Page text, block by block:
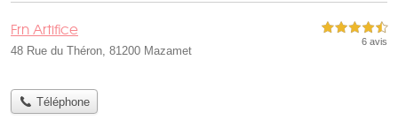
Frn Artifice
48 Rue du Théron, 81200 Mazamet
4,5 étoiles sur 5
6 avis
Téléphone